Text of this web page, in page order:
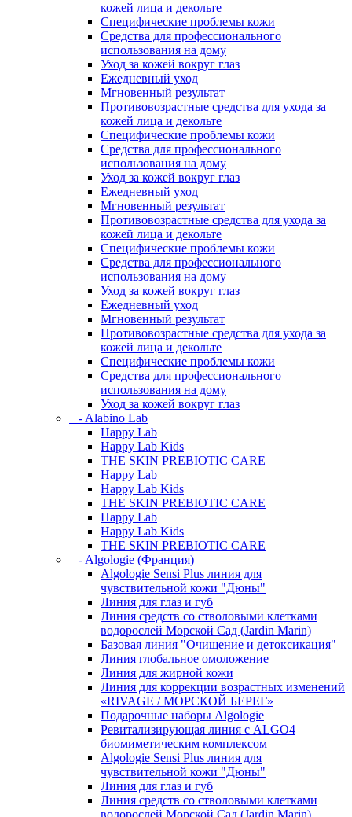
кожей лица и декольте
Специфические проблемы кожи
Средства для профессионального
использования на дому
Уход за кожей вокруг глаз
Ежедневный уход
Мгновенный результат
Противовозрастные средства для ухода за
кожей лица и декольте
Специфические проблемы кожи
Средства для профессионального
использования на дому
Уход за кожей вокруг глаз
Ежедневный уход
Мгновенный результат
Противовозрастные средства для ухода за
кожей лица и декольте
Специфические проблемы кожи
Средства для профессионального
использования на дому
Уход за кожей вокруг глаз
Ежедневный уход
Мгновенный результат
Противовозрастные средства для ухода за
кожей лица и декольте
Специфические проблемы кожи
Средства для профессионального
использования на дому
Уход за кожей вокруг глаз
- Alabino Lab
Happy Lab
Happy Lab Kids
THE SKIN PREBIOTIC CARE
Happy Lab
Happy Lab Kids
THE SKIN PREBIOTIC CARE
Happy Lab
Happy Lab Kids
THE SKIN PREBIOTIC CARE
- Algologie (Франция)
Algologie Sensi Plus линия для
чувcтвительной кожи "Дюны"
Линия для глаз и губ
Линия средств со стволовыми клетками
водорослей Морской Сад (Jardin Marin)
Базовая линия "Очищение и детоксикация"
Линия глобальное омоложение
Линия для жирной кожи
Линия для коррекции возрастных изменений
«RIVAGE / МОРСКОЙ БЕРЕГ»
Подарочные наборы Algologie
Ревитализирующая линия с ALGO4
биомиметическим комплексом
Algologie Sensi Plus линия для
чувcтвительной кожи "Дюны"
Линия для глаз и губ
Линия средств со стволовыми клетками
водорослей Морской Сад (Jardin Marin)